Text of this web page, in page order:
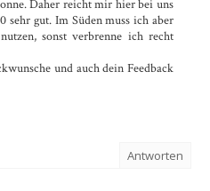
Daher reicht mir hier bei uns
sehr gut. Im Süden muss ich aber
sonst verbrenne ich recht
und auch dein Feedback
Antworten